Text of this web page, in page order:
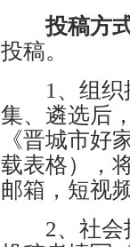
投稿方
投稿。
1、组织推
集、遴选后
《晋城市好
载表格），
邮箱，短视
2、社会投